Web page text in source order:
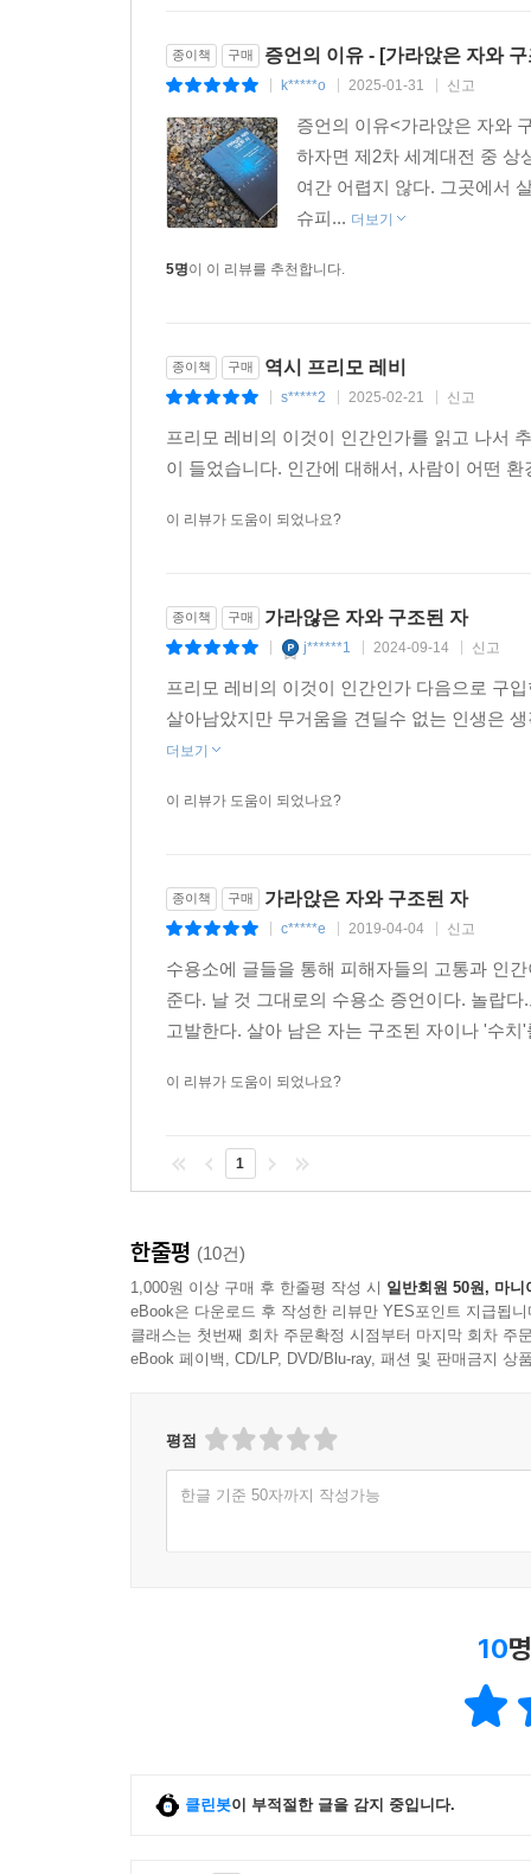
것”이라고 말하는 사람의 이야기이다. (……) 우
기차가 기다리고 있다는 것을 잊어버린다. 그렇
그러나 레비의 관심은 거대한 억압기구의 각 층
오히려 그는 그러한 체제 자체의 범죄성을 정
가담자나 공범자가 되어버리는 메커니즘에 주의를
▶ 나치의 폭력성의 본질 - ‘적’은 죽어야 할 뿐만
분명한 동기를 갖고 있다. 전쟁 또한 나쁘거나
않는다. 그러나 나치 체제하에서 벌어진 일련의
강제이송자들은 식량, 물, 심지어 요강까지 아무
수용소에 도착한 후에도 매일 저녁 이뤄지는 집
한 명은 딸들이 곁에서 돌봤지만 헛되이 여행
침대에서 그냥 죽게 내버려두거나 차라리 그 자리
이와 같은 나치의 폭력성은 주로 유대인들로
화장터를 관리하는 것이다. 가스실로 보내야
짐을 떠넘기려고 시도했다. 레비는 특수부대의 존
아니라 영혼을 파괴할 능력이 있다. 우리가 우리의
레비는 히틀러 체제가 위로부터 강요한 선택은
생각한다. ‘적’은 죽어야 할 뿐만 아니라 고통
속에서 나치의 잔혹행위에 담긴 경악스러운 진실
“그들을 어차피 다 죽일 것이었는데… … 굴욕감
있었던 일을 하는 것이 가능하도록.” (152쪽)
희생자는 죽기 이전에 인간 이하로 비하될 필요가
▶ 생환자가 겪는 수치심과 죄책감 - 최고의 사람들
레비에 따르면 포로들에게 해방이 무조건 기쁜
끝났을 때, 자신들이 휩쓸려 들어간 체제에 대항
측면에서도 그랬다. 생환자들은 그때 도움을
청함으로써, 또는 단순히 ‘있다’는 사실만으로
이와 같은 뿌리 깊은 의심, 곧 “다른 사람을 희
수용소의 ‘구조된 자’는 최고의 사람들이 아니
최악들의 사람들이 그 자리를 차지했다. 그래서
종이책 구매 증언의 이유 - [가라앉은 자와
k*****o 2025-01-31 신고
증언의 이유<가라앉은 자와
하자면 제2차 세계대전 중 상
여간 어렵지 않다. 그곳에서
슈피... 더보기
5명이 이 리뷰를 추천합니다.
종이책 구매 역시 프리모 레비
s*****2 2025-02-21 신고
프리모 레비의 이것이 인간인가를 읽고 나서
이 들었습니다. 인간에 대해서, 사람이 어떤
이 리뷰가 도움이 되었나요?
종이책 구매 가라않은 자와 구조된 자
j******1 2024-09-14 신고
프리모 레비의 이것이 인간인가 다음으로 구
살아남았지만 무거움을 견딜수 없는 인생은
더보기
이 리뷰가 도움이 되었나요?
종이책 구매 가라앉은 자와 구조된 자
c*****e 2019-04-04 신고
수용소에 글들을 통해 피해자들의 고통과 인
준다. 날 것 그대로의 수용소 증언이다. 놀랍
고발한다. 살아 남은 자는 구조된 자이나 '수
이 리뷰가 도움이 되었나요?
1
한줄평 (10건)
1,000원 이상 구매 후 한줄평 작성 시 일반회원 50원, 마니
eBook은 다운로드 후 작성한 리뷰만 YES포인트 지급됩니
클래스는 첫번째 회차 주문확정 시점부터 마지막 회차 주
eBook 페이백, CD/LP, DVD/Blu-ray, 패션 및 판매금지 상
평점
한글 기준 50자까지 작성가능
10
클린봇이 부적절한 글을 감지 중입니다.